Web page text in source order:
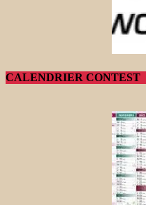
CALENDRIER CONTEST